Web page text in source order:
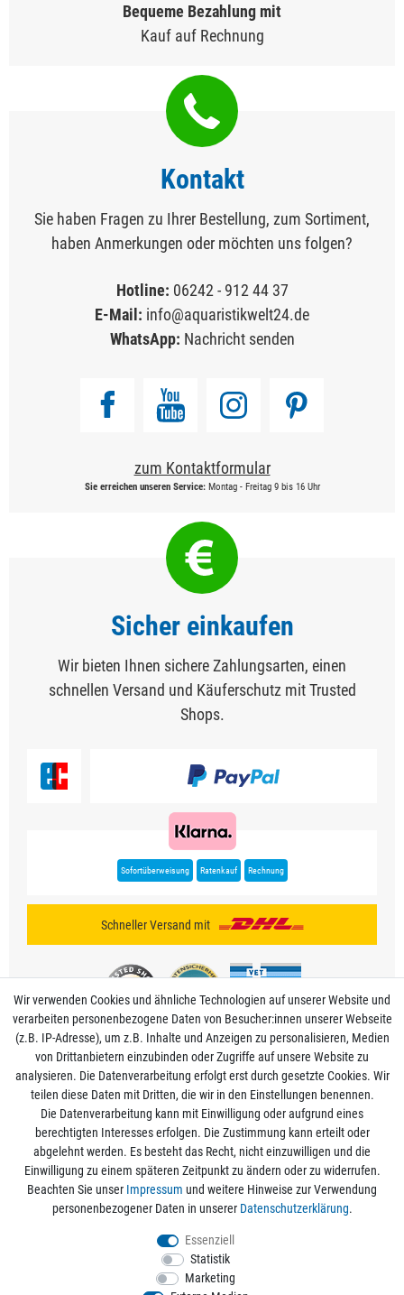
Bequeme Bezahlung mit
Kauf auf Rechnung
Kontakt
Sie haben Fragen zu Ihrer Bestellung, zum Sortiment,
haben Anmerkungen oder möchten uns folgen?
Hotline: 06242 - 912 44 37
E-Mail: info@aquaristikwelt24.de
WhatsApp: Nachricht senden
zum Kontaktformular
Sie erreichen unseren Service:Montag - Freitag 9 bis 16 Uhr
Sicher einkaufen
Wir bieten Ihnen sichere Zahlungsarten, einen
schnellen Versand und Käuferschutz mit Trusted
Shops.
Sofortüberweisung Ratenkauf Rechnung
Schneller Versand mit
Mein Konto
Informationen
Rechtliche Angaben
Alle Preise sind inkl. der gesetzlichen Mehrwertsteuer und zzgl.
Kostenloser Versand ab 50€ Bestellwert nur innerhalb Deutschlands.
Wir verwenden Cookies und ähnliche Technologien auf unserer Website und
verarbeiten personenbezogene Daten von Besucher:innen unserer Webseite
(z.B. IP-Adresse), um z.B. Inhalte und Anzeigen zu personalisieren, Medien
von Drittanbietern einzubinden oder Zugriffe auf unsere Website zu
analysieren. Die Datenverarbeitung erfolgt erst durch gesetzte Cookies. Wir
teilen diese Daten mit Dritten, die wir in den Einstellungen benennen.
Die Datenverarbeitung kann mit Einwilligung oder aufgrund eines
berechtigten Interesses erfolgen. Die Zustimmung kann erteilt oder
abgelehnt werden. Es besteht das Recht, nicht einzuwilligen und die
Einwilligung zu einem späteren Zeitpunkt zu ändern oder zu widerrufen.
Beachten Sie unser Impressum und weitere Hinweise zur Verwendung
personenbezogener Daten in unserer Daten­schutz­erklärung.
Essenziell
Statistik
Marketing